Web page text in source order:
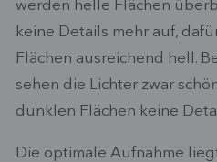
werden helle Flächen
keine Details mehr auf,
Flächen ausreichend hell.
sehen die Lichter zwar
dunklen Flächen keine
Die optimale Aufnahme